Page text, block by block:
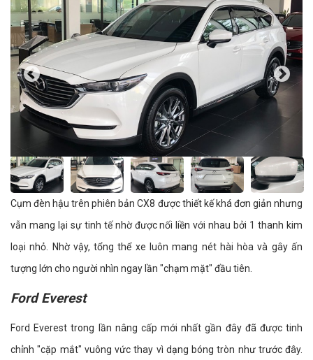
Cụm đèn hậu trên phiên bản CX8 được thiết kế khá đơn giản nhưng
vẫn mang lại sự tinh tế nhờ được nối liền với nhau bởi 1 thanh kim
loại nhỏ. Nhờ vậy, tổng thể xe luôn mang nét hài hòa và gây ấn
tượng lớn cho người nhìn ngay lần "chạm mặt" đầu tiên.
Ford Everest
Ford Everest trong lần nâng cấp mới nhất gần đây đã được tinh
chỉnh "cặp mắt" vuông vức thay vì dạng bóng tròn như trước đây.